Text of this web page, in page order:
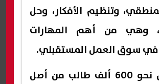
وتنظيم الأفكار، وحل
وهي من أهم المهارات
في سوق العمل المستقبلي.
وكشف أن نحو 600 ألف طالب من أصل